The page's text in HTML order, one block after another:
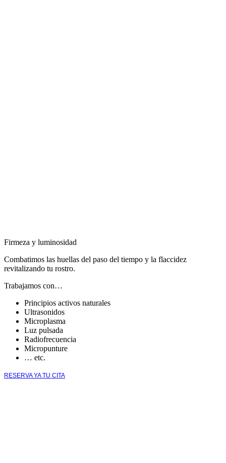
Firmeza y luminosidad
Combatimos las huellas del paso del tiempo y la flaccidez
revitalizando tu rostro.
Trabajamos con…
Principios activos naturales
Ultrasonidos
Microplasma
Luz pulsada
Radiofrecuencia
Micropunture
… etc.
RESERVA YA TU CITA